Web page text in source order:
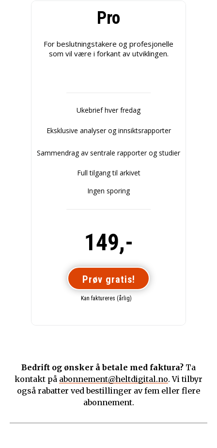
Pro
For beslutningstakere og profesjonelle
som vil være i forkant av utviklingen.
Ukebrief hver fredag
Eksklusive analyser og innsiktsrapporter
Sammendrag av sentrale rapporter og studier
Full tilgang til arkivet
Ingen sporing
149,-
Prøv gratis!
Kan faktureres (årlig)
Bedrift og ønsker å betale med faktura? Ta
kontakt på abonnement@heltdigital.no. Vi tilbyr
også rabatter ved bestillinger av fem eller flere
abonnement.